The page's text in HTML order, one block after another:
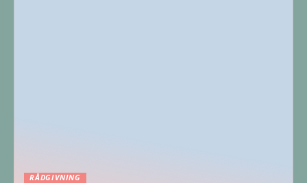
RÅDGIVNING